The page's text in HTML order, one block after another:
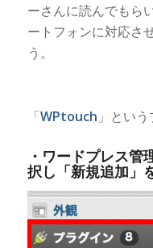
ーさんに読んでもら
ートフォンに対応さ
う。
「WPtouch 」とい
・ワードプレス管
択し「新規追加」